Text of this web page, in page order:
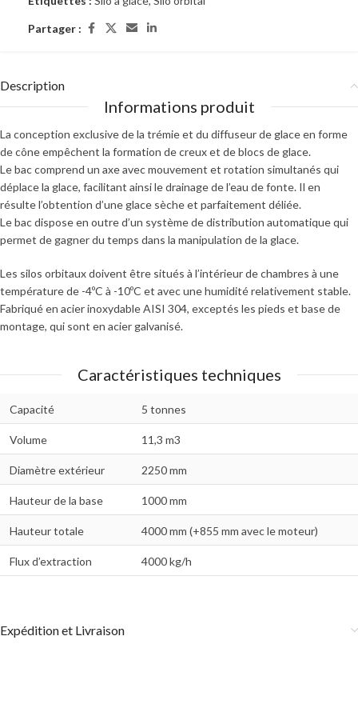
Partager :
Description
Informations produit
La conception exclusive de la trémie et du diffuseur de glace en forme
de cône empêchent la formation de creux et de blocs de glace.
Le bac comprend un axe avec mouvement et rotation simultanés qui
déplace la glace, facilitant ainsi le drainage de l’eau de fonte. Il en
résulte l’obtention d’une glace sèche et parfaitement déliée.
Le bac dispose en outre d’un système de distribution automatique qui
permet de gagner du temps dans la manipulation de la glace.
Les silos orbitaux doivent être situés à l’intérieur de chambres à une
température de -4ºC à -10ºC et avec une humidité relativement stable.
Fabriqué en acier inoxydable AISI 304, exceptés les pieds et base de
montage, qui sont en acier galvanisé.
Caractéristiques techniques
Capacité 5 tonnes
Volume 11,3 m3
Diamètre extérieur 2250 mm
Hauteur de la base 1000 mm
Hauteur totale 4000 mm (+855 mm avec le moteur)
Flux d’extraction 4000 kg/h
Expédition et Livraison